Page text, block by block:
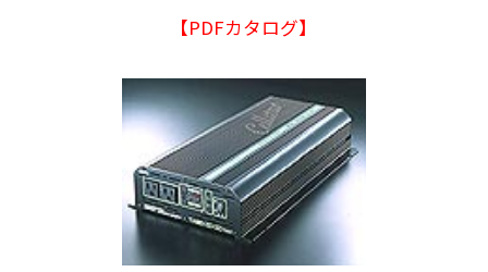
【PDFカタログ】